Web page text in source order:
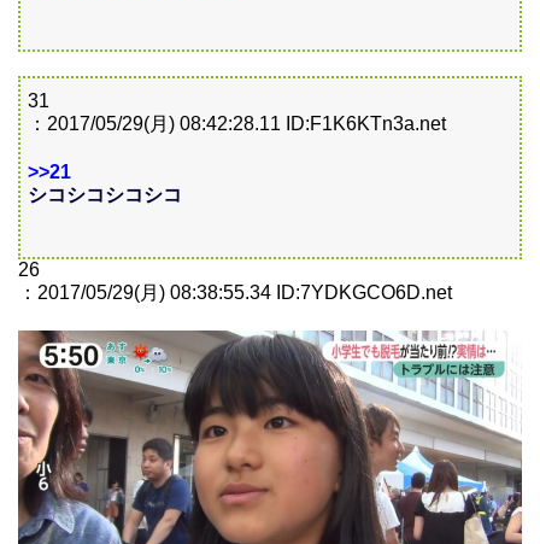
31
：2017/05/29(月) 08:42:28.11 ID:F1K6KTn3a.net
>>21
シコシコシコシコ
26
：2017/05/29(月) 08:38:55.34 ID:7YDKGCO6D.net